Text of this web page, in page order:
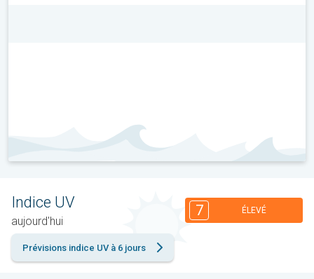
Indice UV
aujourd'hui
7 ÉLEVÉ
Prévisions indice UV à 6 jours